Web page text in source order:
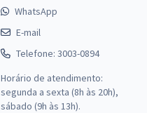
WhatsApp
E-mail
Telefone: 3003-0894
Horário de atendimento:
segunda a sexta (8h às 20h),
sábado (9h às 13h).